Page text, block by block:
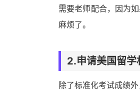
需要老师配合，因为
麻烦了。
2.申请美国留学
除了标准化考试成绩